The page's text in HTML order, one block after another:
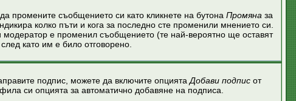
промените съобщението си като кликнете на бутона Промяна за
колко пъти и кога за последно сте променили мнението си.
модератор е променил съобщението (те най-вероятно ще оставят
като им е било отговорено.
подпис, можете да включите опцията Добави подпис от
си опцията за автоматично добавяне на подписа.